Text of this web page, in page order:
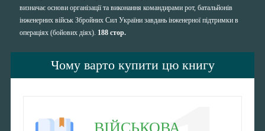
визначає основи організації та виконання командирами рот, батальйонів
інженерних військ Збройних Сил України завдань інженерної підтримки в
операціях (бойових діях). 188 стор.
Чому варто купити цю книгу